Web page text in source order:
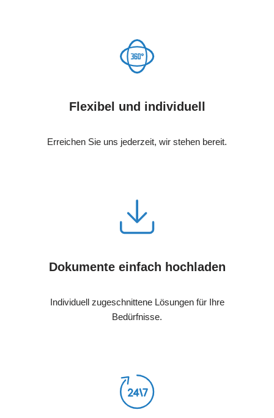
Flexibel und individuell
Erreichen Sie uns jederzeit, wir stehen bereit.
Dokumente einfach hochladen
Individuell zugeschnittene Lösungen für Ihre
Bedürfnisse.